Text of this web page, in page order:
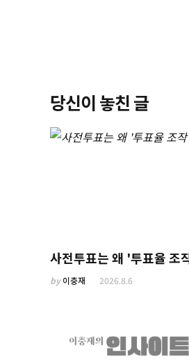
당신이 놓친 글
사전투표는 왜 '투표율 조
by이충재 2026.8.6